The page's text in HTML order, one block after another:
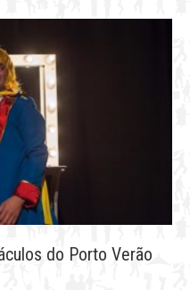
do Porto Verão